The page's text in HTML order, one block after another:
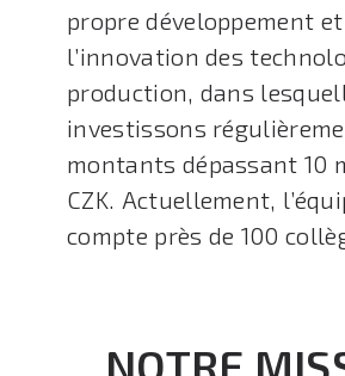
propre développement
l’innovation des
production, dans
investissons
montants dépassant 10
CZK. Actuellement,
compte près de 100
NOTRE